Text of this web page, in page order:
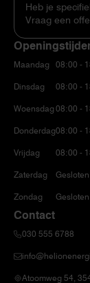
Heb je
Vraag een
Maandag
Dinsdag
Woensdag
Donderdag
Vrijdag
Zaterdag
Zondag
08:00 -
08:00 -
08:00 -
08:00 -
08:00 -
Gesloten
Gesloten
Contact
030 555 6788
Atoomweg 54,